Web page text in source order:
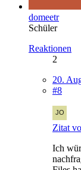
domeetr
Schüler
Reaktionen
2
20.
#8
Zitat
Ich